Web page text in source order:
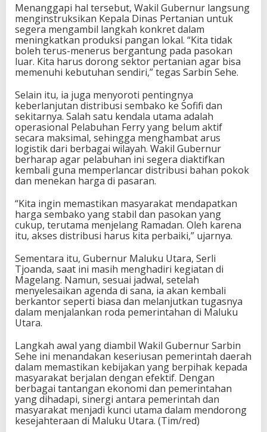
Menanggapi hal tersebut, Wakil Gubernur langsung
menginstruksikan Kepala Dinas Pertanian untuk
segera mengambil langkah konkret dalam
meningkatkan produksi pangan lokal. “Kita tidak
boleh terus-menerus bergantung pada pasokan
luar. Kita harus dorong sektor pertanian agar bisa
memenuhi kebutuhan sendiri,” tegas Sarbin Sehe.
Selain itu, ia juga menyoroti pentingnya
keberlanjutan distribusi sembako ke Sofifi dan
sekitarnya. Salah satu kendala utama adalah
operasional Pelabuhan Ferry yang belum aktif
secara maksimal, sehingga menghambat arus
logistik dari berbagai wilayah. Wakil Gubernur
berharap agar pelabuhan ini segera diaktifkan
kembali guna memperlancar distribusi bahan pokok
dan menekan harga di pasaran.
“Kita ingin memastikan masyarakat mendapatkan
harga sembako yang stabil dan pasokan yang
cukup, terutama menjelang Ramadan. Oleh karena
itu, akses distribusi harus kita perbaiki,” ujarnya.
Sementara itu, Gubernur Maluku Utara, Serli
Tjoanda, saat ini masih menghadiri kegiatan di
Magelang. Namun, sesuai jadwal, setelah
menyelesaikan agenda di sana, ia akan kembali
berkantor seperti biasa dan melanjutkan tugasnya
dalam menjalankan roda pemerintahan di Maluku
Utara.
Langkah awal yang diambil Wakil Gubernur Sarbin
Sehe ini menandakan keseriusan pemerintah daerah
dalam memastikan kebijakan yang berpihak kepada
masyarakat berjalan dengan efektif. Dengan
berbagai tantangan ekonomi dan pemerintahan
yang dihadapi, sinergi antara pemerintah dan
masyarakat menjadi kunci utama dalam mendorong
kesejahteraan di Maluku Utara. (Tim/red)